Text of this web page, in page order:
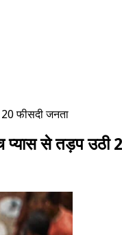
फीसदी जनता
प्यास से तड़प उठी